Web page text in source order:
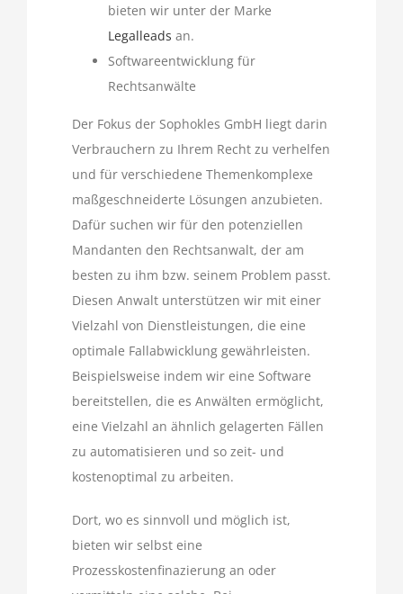
bieten wir unter der Marke
Legalleads an.
Softwareentwicklung für
Rechtsanwälte
Der Fokus der Sophokles GmbH liegt darin
Verbrauchern zu Ihrem Recht zu verhelfen
und für verschiedene Themenkomplexe
maßgeschneiderte Lösungen anzubieten.
Dafür suchen wir für den potenziellen
Mandanten den Rechtsanwalt, der am
besten zu ihm bzw. seinem Problem passt.
Diesen Anwalt unterstützen wir mit einer
Vielzahl von Dienstleistungen, die eine
optimale Fallabwicklung gewährleisten.
Beispielsweise indem wir eine Software
bereitstellen, die es Anwälten ermöglicht,
eine Vielzahl an ähnlich gelagerten Fällen
zu automatisieren und so zeit- und
kostenoptimal zu arbeiten.
Dort, wo es sinnvoll und möglich ist,
bieten wir selbst eine
Prozesskostenfinazierung an oder